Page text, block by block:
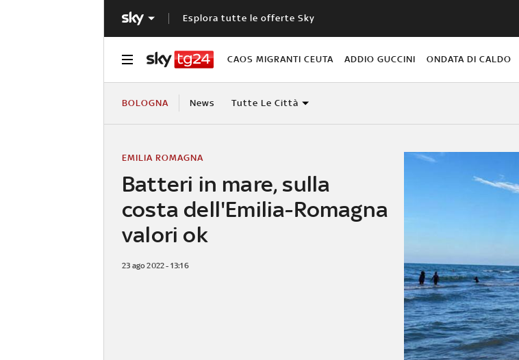
Esplora tutte le offerte Sky
CAOS MIGRANTI CEUTA ADDIO GUCCINI ONDATA DI CALDO
BOLOGNA News Tutte Le Città
Batteri in mare, sulla
costa dell'Emilia-Romagna
valori ok
EMILIA ROMAGNA
23 ago 2022 - 13:16